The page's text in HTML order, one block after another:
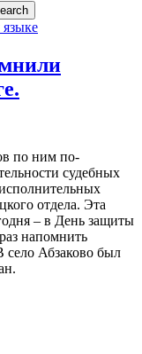
по ним по-
судебных
отдела. Эта
– в День защиты
напомнить
село Абзаково был